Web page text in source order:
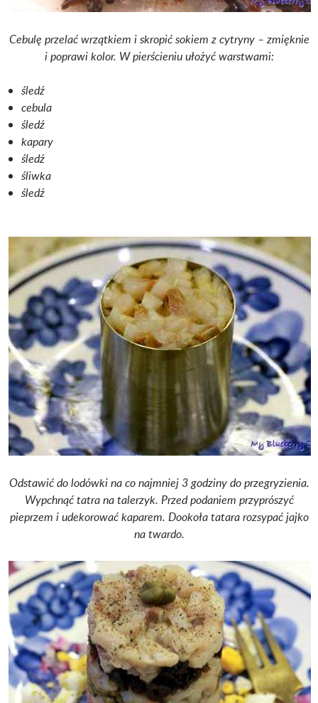
Cebulę przelać wrzątkiem i skropić sokiem z cytryny – zmięknie
i poprawi kolor. W pierścieniu ułożyć warstwami:
śledź
cebula
śledź
kapary
śledź
śliwka
śledź
Odstawić do lodówki na co najmniej 3 godziny do przegryzienia.
Wypchnąć tatra na talerzyk. Przed podaniem przyprószyć
pieprzem i udekorować kaparem. Dookoła tatara rozsypać jajko
na twardo.